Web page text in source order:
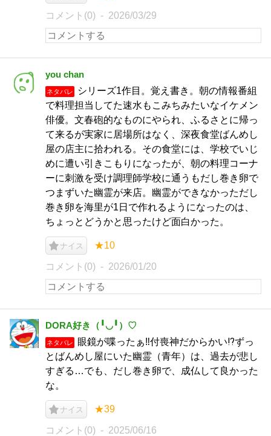
コメント(0) 2026/03/29
you chan
ネタバレ
シリーズ1作目。覚え書き。朝の情報番組
で料理担当してた速水もこみちみたいなイケメン
俳優。文春砲的なものにやられ、ふるさとに帰っ
て来るが実家に居場所はなく、深夜食堂ばんめし
屋の店主に拾われる。その食堂には、学校でいじ
めに遭い引きこもりになったが、朝の料理コーナ
ーに刺激を受け調理師学校に通うもだし巻き卵で
つまずいた幽霊が来店。幽霊ができなかっただし
巻き卵を海里が1日で作れるようになったのは、
ちょっとどうかと思ったけど面白かった。
ナイス ★10
コメント(0) 2026/01/20
DORA好き（╹◡╹）♡
ネタバレ
眼鏡が喋ったぁ‼付喪神だからかい⁉ずっ
とばんめし屋にいた幽霊（青年）は、過去が悲し
すぎる…でも、だし巻き卵で、成仏して良かった
な。
ナイス ★39
コメント(0) 2025/06/16